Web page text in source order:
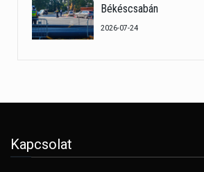
Békéscsabán
2026-07-24
Kapcsolat